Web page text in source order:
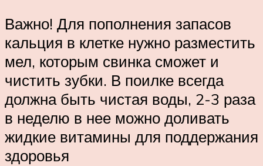
Важно! Для пополнения запасов
кальция в клетке нужно разместить
мел, которым свинка сможет и
чистить зубки. В поилке всегда
должна быть чистая воды, 2-3 раза
в неделю в нее можно доливать
жидкие витамины для поддержания
здоровья